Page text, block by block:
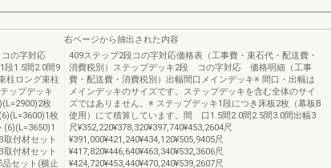
コの字対応
段1.5間2.0間9
柱ロング束柱
ップデッキ
枚
枚
付材セット
付材セット
セット(横止
右ページから抽出された内容
409ステップ2段コの字対応価格表（工事費・束石代・配送費・
消費税別）ステップデッキ2段 コの字対応 価格明細（工事
費・配送費・消費税別）出幅間口メインデッキ※ 間口・出幅は
メインデッキのサイズです。ステップデッキを含む全体のサイ
ズではありません。※ ステップデッキ1段につき床板2枚（幕板B
使用）にて積算しています。間 口1.5間2.0間2.5間3.0間出幅3
尺¥352,220¥378,320¥397,740¥453,2604尺
¥391,000¥421,240¥434,120¥505,9405尺
¥417,820¥446,640¥463,340¥532,3606尺
¥424,720¥453,440¥470,240¥539,2607尺